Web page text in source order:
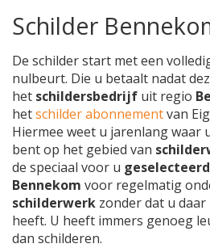
Schilder
De schilder start met een
nulbeurt. Die u betaalt nadat
het schildersbedrijf uit regio
hetschilder abonnementvan
Hiermee weet u jarenlang waar
bent op het gebied van
de speciaal voor u
Bennekom voor regelmatig
schilderwerk zonder dat u
heeft. U heeft immers genoeg
dan schilderen.